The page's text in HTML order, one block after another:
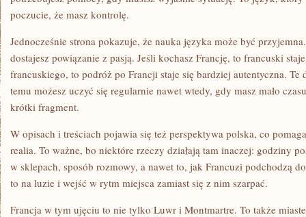
poczucie, że masz kontrolę.
Jednocześnie strona pokazuje, że nauka języka może być
dostajesz powiązanie z pasją. Jeśli kochasz Francję, to francuski
francuskiego, to podróż po Francji staje się bardziej autentyczna.
temu możesz uczyć się regularnie nawet wtedy, gdy masz mało
krótki fragment.
W opisach i treściach pojawia się też perspektywa polska, co
realia. To ważne, bo niektóre rzeczy działają tam inaczej: godziny
w sklepach, sposób rozmowy, a nawet to, jak Francuzi podchodzą
to na luzie i wejść w rytm miejsca zamiast się z nim szarpać.
Francja w tym ujęciu to nie tylko Luwr i Montmartre. To także